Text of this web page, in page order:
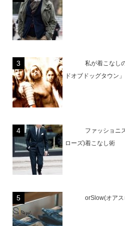
私が着こなし
ドオブドッグタウン」
ファッショニ
ローズ)着こなし術
orSlow(オア